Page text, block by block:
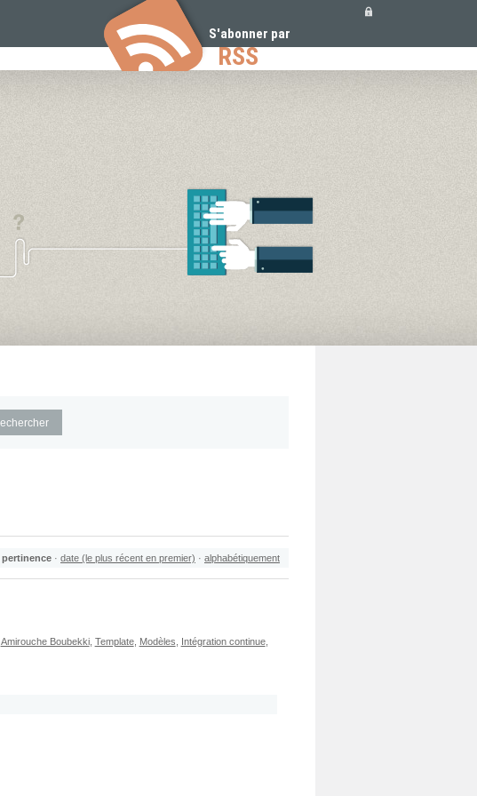
S'abonner par
RSS
pertinence · date (le plus récent en premier) · alphabétiquement
Amirouche Boubekki, Template, Modèles Intégration continue,